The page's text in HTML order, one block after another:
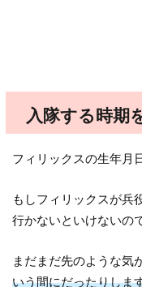
入隊する時期
フィリックスの生年月
もしフィリックスが兵
行かないといけないの
まだまだ先のような気
いう間にだったりしま